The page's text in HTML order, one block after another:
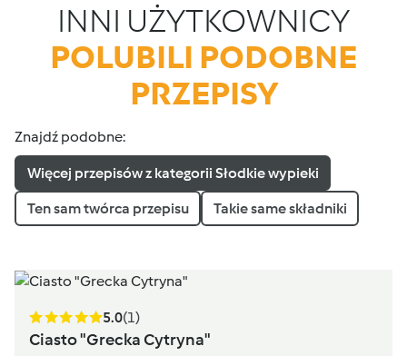
INNI UŻYTKOWNICY
POLUBILI PODOBNE
PRZEPISY
Znajdź podobne:
Więcej przepisów z kategorii Słodkie wypieki
Ten sam twórca przepisu Takie same składniki
5.0(1)
Ciasto "Grecka Cytryna"